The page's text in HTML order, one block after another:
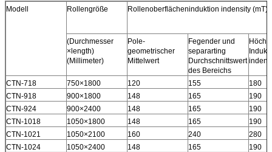
Modell Rollengröße Rollenoberflächeninduktion indensity (mT)
(Durchmesser
×length)
(Millimeter)
Pole-
geometrischer
Mittelwert
Fegender und
separarting
Durchschnittswert
des Bereichs
CTN-718 750×1800 120 155
180
CTN-918
900×1800 148 165
190
CTN-924
900×2400 148 165
190
CTN-1018
1050×1800 148 165
190
CTN-1021
1050×2100 160 240
280
CTN-1024
1050×2400 148 165
190